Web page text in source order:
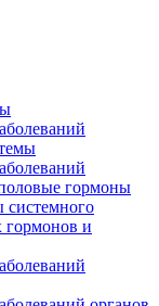
гормоны
системного
гормонов и